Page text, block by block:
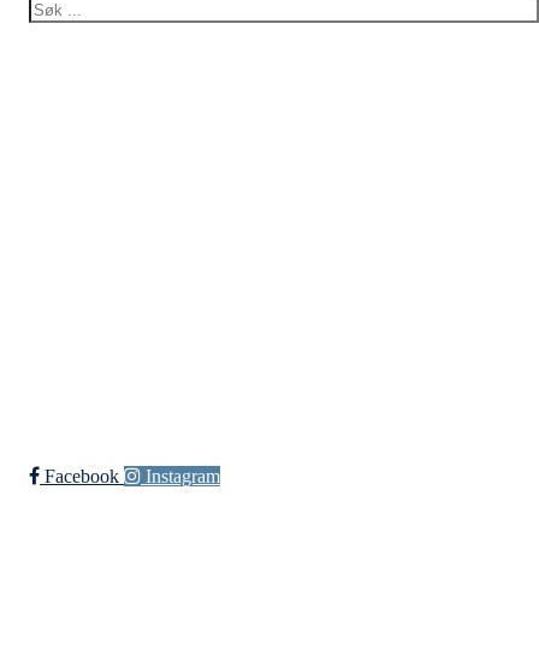
Facebook Instagram